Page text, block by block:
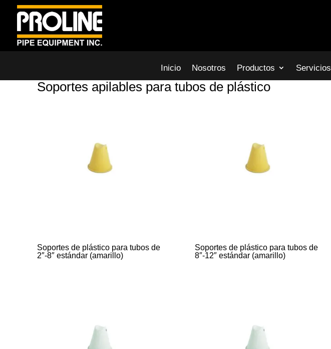
Inicio Nosotros Productos Servicios
Soportes apilables para tubos de plástico
Soportes de plástico para tubos de
2″-8″ estándar (amarillo)
Soportes de plástico para tubos de
8″-12″ estándar (amarillo)